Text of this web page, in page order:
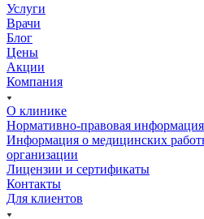
Услуги
Врачи
Блог
Цены
Акции
Компания
О клинике
Нормативно-правовая информация
Информация о медицинских
организации
Лицензии и сертификаты
Контакты
Для клиентов